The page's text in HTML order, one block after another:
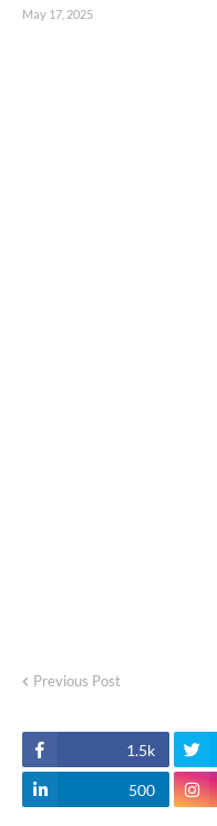
May 17, 2025
Previous Post
1.5k
500